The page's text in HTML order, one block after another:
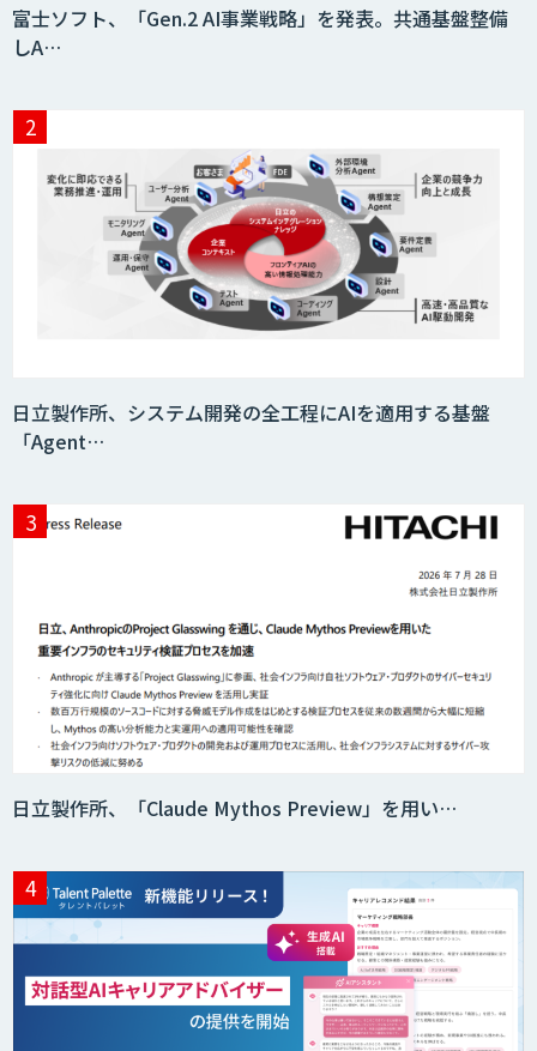
富士ソフト、「Gen.2 AI事業戦略」を発表。共通基盤整備
しA…
日立製作所、システム開発の全工程にAIを適用する基盤
「Agent…
日立製作所、「Claude Mythos Preview」を用い…